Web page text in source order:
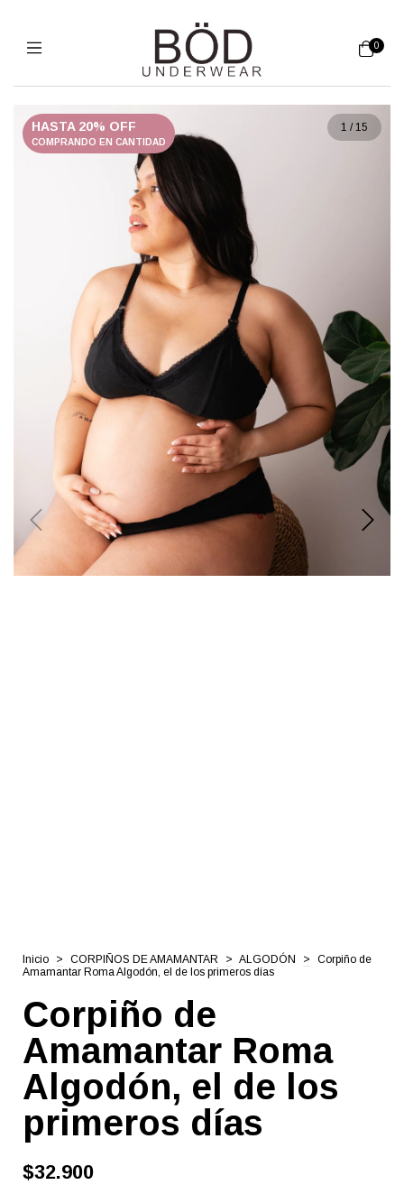
0
HASTA 20% OFF
COMPRANDO EN CANTIDAD
1 /15
Inicio > CORPIÑOS DE AMAMANTAR > ALGODÓN >
Corpiño de
Amamantar Roma Algodón, el de los primeros días
Corpiño de
Amamantar Roma
Algodón, el de los
primeros días
$32.900